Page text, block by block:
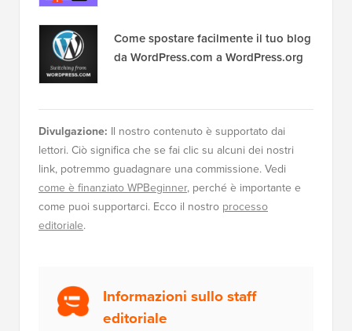
Come spostare facilmente il tuo blog
da WordPress.com a WordPress.org
Divulgazione: Il nostro contenuto è supportato dai
lettori. Ciò significa che se fai clic su alcuni dei nostri
link, potremmo guadagnare una commissione. Vedi
come è finanziato WPBeginner, perché è importante e
come puoi supportarci. Ecco il nostro processo
editoriale.
Informazioni sullo staff
editoriale